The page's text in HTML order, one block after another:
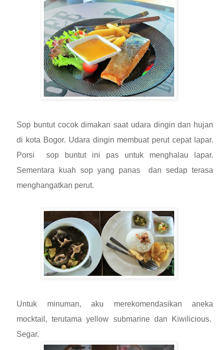
Sop buntut cocok dimakan saat udara dingin dan hujan
di kota Bogor. Udara dingin membuat perut cepat lapar.
Porsi sop buntut ini pas untuk menghalau lapar.
Sementara kuah sop yang panas dan sedap terasa
menghangatkan perut.
Untuk minuman, aku merekomendasikan aneka
mocktail, terutama yellow submarine dan Kiwilicious.
Segar.